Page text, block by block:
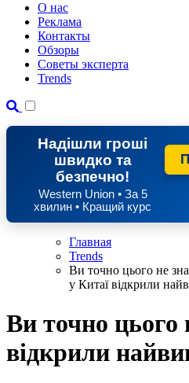
О нас
Реклама
Контакты
Обзоры
Советы эксперта
Trends
Надішли гроші
швидко та
безпечно!
Western Union • За 5
хвилин • Кращий курс
Главная
Trends
Ви точно цього не
у Китаї відкрили
Ви точно
відкрили